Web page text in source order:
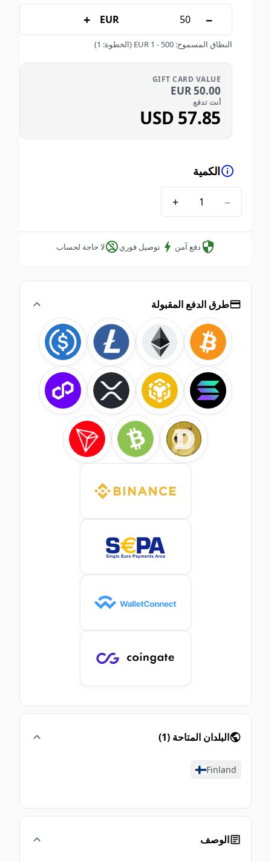
EUR
+
النطاق المسموح:
EUR1- 500 (الخطوة: 1)
GIFT CARD VALUE
EUR 50.00
أنت تدفع
USD57.85
الكمية
دفع آمن توصيل فوري لا حاجة لحساب
طرق الدفع المقبولة
البلدان المتاحة(
1
)
Finland
الوصف